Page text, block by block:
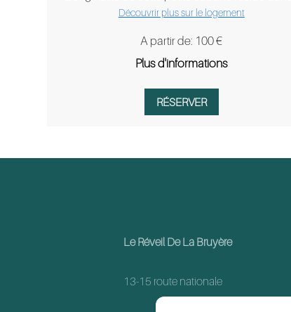
Découvrir plus sur le logement
A partir de: 100 €
Plus d'informations
RÉSERVER
Le Réveil De La Bruyère
13-15 route nationale